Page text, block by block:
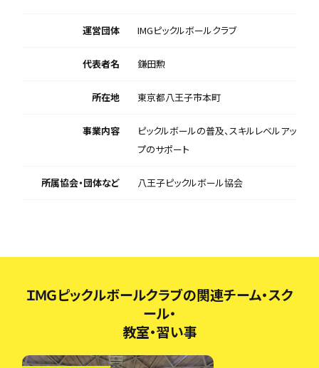
運営団体 IMGピックルボールクラブ
代表者名 鎌田勲
所在地 東京都八王子市本町
事業内容
ピックルボールの普及、スキルレベルアッ
プのサポート
所属協会・団体など 八王子ピックルボール協会
ＩＭＧピックルボールクラブの関連チーム・スク
ール・
教室・習い事